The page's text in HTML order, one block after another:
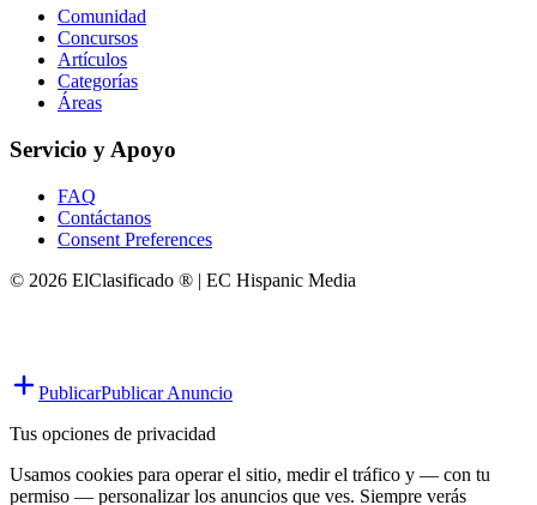
Comunidad
Concursos
Artículos
Categorías
Áreas
Servicio y Apoyo
FAQ
Contáctanos
Consent Preferences
© 2026 ElClasificado ® | EC Hispanic Media
PublicarPublicar Anuncio
Tus opciones de privacidad
Usamos cookies para operar el sitio, medir el tráfico y — con tu
permiso — personalizar los anuncios que ves. Siempre verás